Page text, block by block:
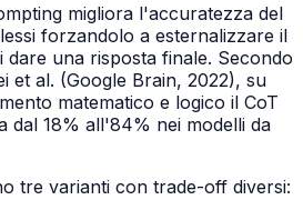
migliora l'accuratezza del
forzandolo a esternalizzare il
dare una risposta finale. Secondo
et al. (Google Brain, 2022), su
matematico e logico il CoT
dal 18% all'84% nei modelli da
tre varianti con trade-off diversi: